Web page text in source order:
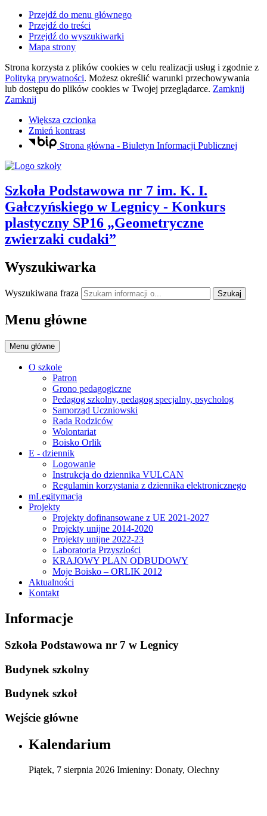
Przejdź do menu głównego
Przejdź do treści
Przejdź do wyszukiwarki
Mapa strony
Strona korzysta z plików cookies w celu realizacji usług i zgodnie z
Polityką prywatności. Możesz określić warunki przechowywania
lub dostępu do plików cookies w Twojej przeglądarce. Zamknij
Zamknij
Większa czcionka
Zmień kontrast
Strona główna - Biuletyn Informacji Publicznej
Szkoła Podstawowa nr 7 im. K. I.
Gałczyńskiego w Legnicy - Konkurs
plastyczny SP16 „Geometryczne
zwierzaki cudaki”
Wyszukiwarka
Wyszukiwana fraza Szukaj
Menu główne
Menu główne
O szkole
Patron
Grono pedagogiczne
Pedagog szkolny, pedagog specjalny, psycholog
Samorząd Uczniowski
Rada Rodziców
Wolontariat
Boisko Orlik
E - dziennik
Logowanie
Instrukcja do dziennika VULCAN
Regulamin korzystania z dziennika elektronicznego
mLegitymacja
Projekty
Projekty dofinansowane z UE 2021-2027
Projekty unijne 2014-2020
Projekty unijne 2022-23
Laboratoria Przyszlości
KRAJOWY PLAN ODBUDOWY
Moje Boisko – ORLIK 2012
Aktualności
Kontakt
Informacje
Szkoła Podstawowa nr 7 w Legnicy
Budynek szkolny
Budynek szkoł
Wejście główne
Kalendarium
Piątek, 7 sierpnia 2026 Imieniny: Donaty, Olechny